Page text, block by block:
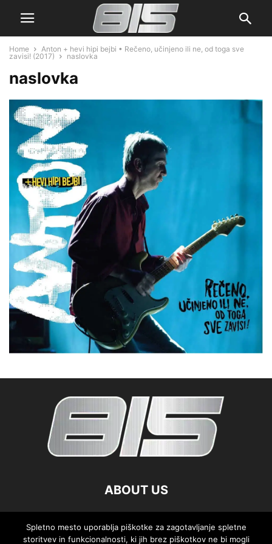
Home
Anton + hevi hipi bejbi • Rečeno, učinjeno ili ne, od toga sve
zavisi! (2017)
naslovka
naslovka
ABOUT US
FOLLOW US
Spletno mesto uporablja piškotke za zagotavljanje spletne
storitvev in funkcionalnosti, ki jih brez piškotkov ne bi mogli